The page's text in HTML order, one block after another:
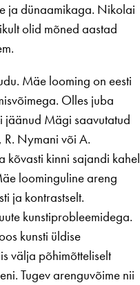
ja dünaamikaga. Nikolai
olid mõned aastad
Mäe loo­ming on eesti
Olles juba
jäänud Mägi saavutatud
R. Nymani või A.
kõvasti kinni sajandi kahel
loominguline areng
ja kontrastselt.
kunstiprobleemidega.
kunsti üldise
välja põhimõtteliselt
Tugev arenguvõime nii